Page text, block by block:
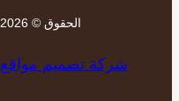
الحقوق © 2026
شركة تصميم مواقع